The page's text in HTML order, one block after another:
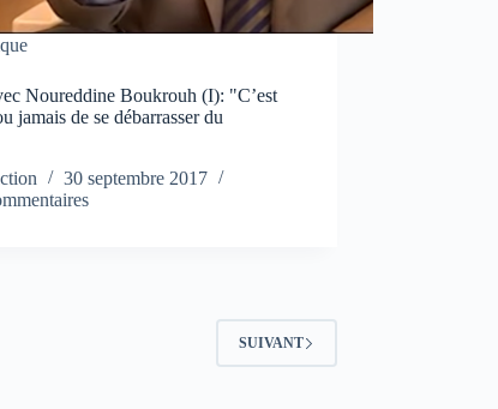
Noureddine Boukrouh (I): "C’est
jamais de se débarrasser du
30 septembre 2017
SUIVANT